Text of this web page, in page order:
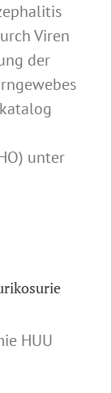
Viren
der
unter
HUU